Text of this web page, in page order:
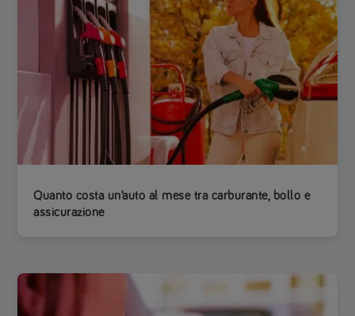
Quanto costa un’auto al mese tra carburante, bollo e
assicurazione